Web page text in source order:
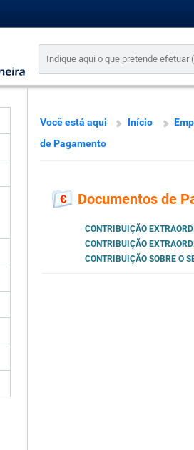
Você está aqui Início
de Pagamento
Documentos de
CONTRIBUIÇÃO
CONTRIBUIÇÃO
CONTRIBUIÇÃO SOBRE O